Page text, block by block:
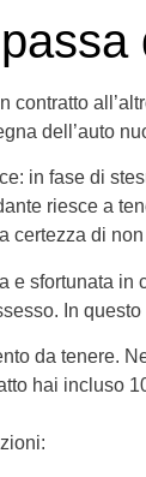
contratto
dell’auto
in fase di
riesce a
certezza di
e sfortunata
In
da tenere.
hai incluso